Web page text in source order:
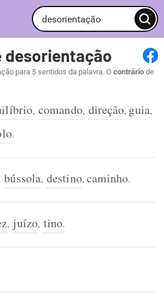
desorientação
para 5 sentidos da palavra. O contrário de
, comando, direção, guia,
.
bússola, destino, caminho.
, juízo, tino.